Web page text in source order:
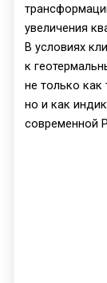
увеличения
В условиях
к
не только как
но и как
современной